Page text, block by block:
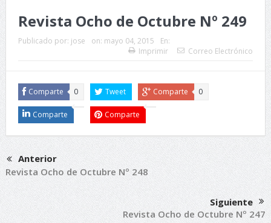
Revista Ocho de Octubre Nº 249
Publicado por: jose on: mayo 04, 2015
En:
Imprimir
Correo Electrónico
Comparte 0 Tweet Comparte 0
Comparte Comparte
Anterior
Revista Ocho de Octubre Nº 248
Siguiente
Revista Ocho de Octubre Nº 247